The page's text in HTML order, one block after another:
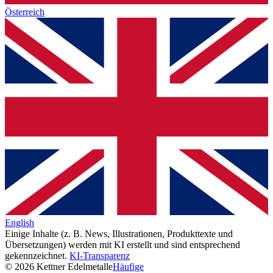
Österreich
English
Einige Inhalte (z. B. News, Illustrationen, Produkttexte und
Übersetzungen) werden mit KI erstellt und sind entsprechend
gekennzeichnet. KI-Transparenz
© 2026 Kettner EdelmetalleHäufige